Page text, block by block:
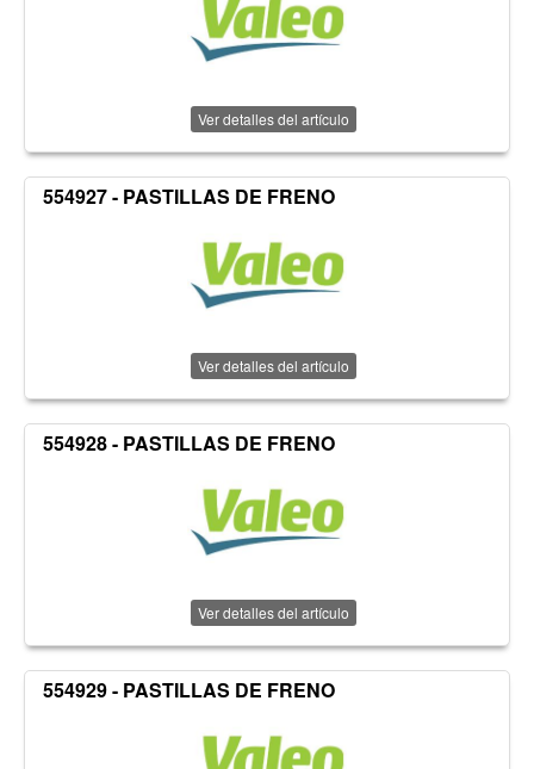
Ver detalles del artículo
554927 - PASTILLAS DE FRENO
Ver detalles del artículo
554928 - PASTILLAS DE FRENO
Ver detalles del artículo
554929 - PASTILLAS DE FRENO